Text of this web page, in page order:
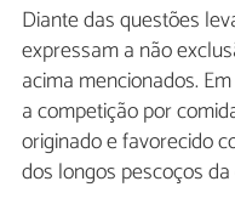
Diante das questões
expressam a não
acima mencionados.
a competição por
originado e favorecido
dos longos pescoços